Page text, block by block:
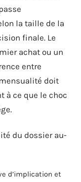
la taille de la
finale. Le
achat ou un
entre
doit
à ce que le choc
du dossier au-
d’implication et